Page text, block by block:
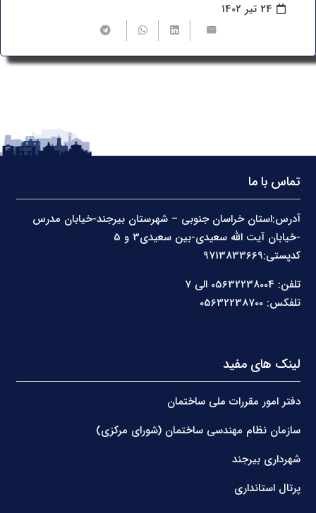
24 تیر 1402
تماس با ما
آدرس:استان خراسان جنوبی – شهرستان بیرجند-خیابان مدرس
کدپستی:9713833669
تلفن: 05632238004 الی 7
تلفکس: 05632238700
لینک های مفید
دفتر امور مقررات ملی ساختمان
سازمان نظام مهندسی ساختمان (شورای مرکزی)
شهرداری بیرجند
پرتال استانداری